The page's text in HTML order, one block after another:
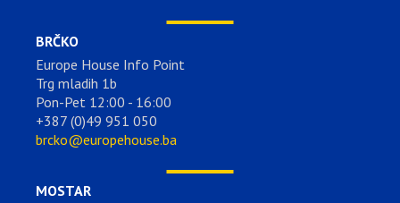
BRČKO
Europe House Info Point
Trg mladih 1b
Pon-Pet 12:00 - 16:00
+387 (0)49 951 050
brcko@europehouse.ba
MOSTAR